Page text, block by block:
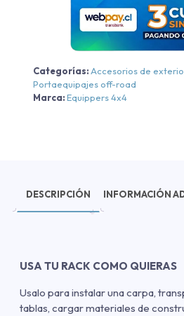
2007-
2023
cantidad
Categorías:Accesorios de
Portaequipajes off-road
Marca:Equippers 4x4
DESCRIPCIÓN INFORMACIÓN
USA TU RACK COMO QUIERAS
Usalo para instalar una carpa,
tablas, cargar materiales de